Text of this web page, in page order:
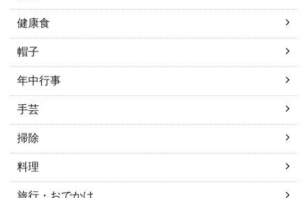
健康食
帽子
年中行事
手芸
掃除
料理
旅行・おでかけ